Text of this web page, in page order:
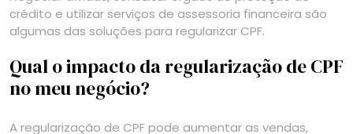
crédito e utilizar serviços de assessoria financeira são
algumas das soluções para regularizar CPF.
Qual o impacto da regularização de CPF
no meu negócio?
A regularização de CPF pode aumentar as vendas,